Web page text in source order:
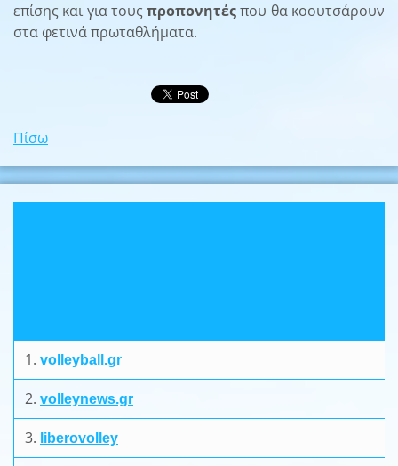
επίσης και για τουςπροπονητέςπου θα κοουτσάρουν
στα φετινά πρωταθλήματα.
Πίσω
1. volleyball.gr
2. volleynews.gr
3. liberovolley